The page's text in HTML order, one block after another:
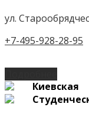
ул.
+7-495-928-28-95
Киевская